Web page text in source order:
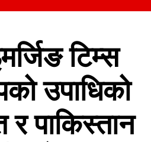
टिम्स
उपाधिको
र पाकिस्तान